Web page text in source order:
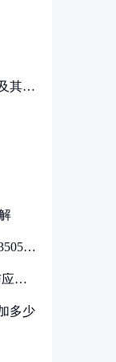
其在
代
用
多少